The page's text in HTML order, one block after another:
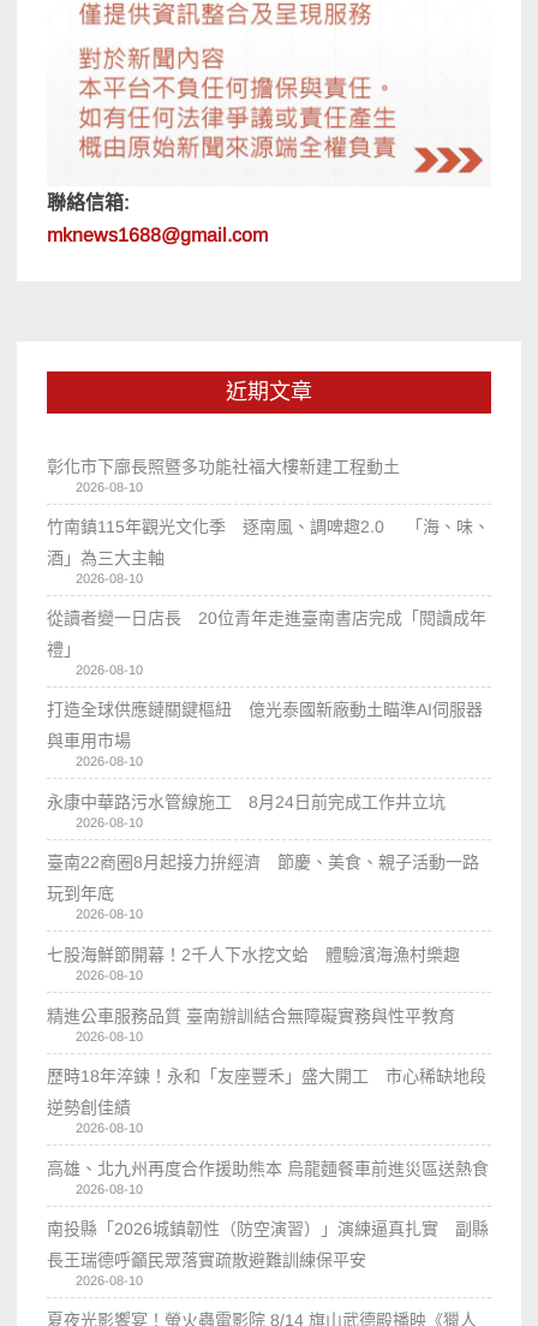
聯絡信箱:
mknews1688@gmail.com
近期文章
彰化市下廍長照暨多功能社福大樓新建工程動土
2026-08-10
竹南鎮115年觀光文化季 逐南風、調啤趣2.0 「海、味、
酒」為三大主軸
2026-08-10
從讀者變一日店長 20位青年走進臺南書店完成「閱讀成年
禮」
2026-08-10
打造全球供應鏈關鍵樞紐 億光泰國新廠動土瞄準AI伺服器
與車用市場
2026-08-10
永康中華路污水管線施工 8月24日前完成工作井立坑
2026-08-10
臺南22商圈8月起接力拚經濟 節慶、美食、親子活動一路
玩到年底
2026-08-10
七股海鮮節開幕！2千人下水挖文蛤 體驗濱海漁村樂趣
2026-08-10
精進公車服務品質 臺南辦訓結合無障礙實務與性平教育
2026-08-10
歷時18年淬鍊！永和「友座豐禾」盛大開工 市心稀缺地段
逆勢創佳績
2026-08-10
高雄、北九州再度合作援助熊本 烏龍麵餐車前進災區送熱食
2026-08-10
南投縣「2026城鎮韌性（防空演習）」演練逼真扎實 副縣
長王瑞德呼籲民眾落實疏散避難訓練保平安
2026-08-10
夏夜光影饗宴！螢火蟲電影院 8/14 旗山武德殿播映《獵人